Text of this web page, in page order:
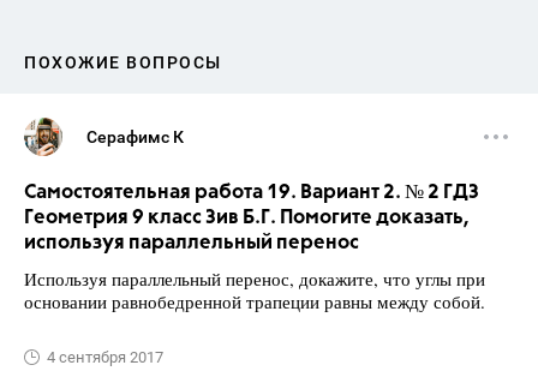
ПОХОЖИЕ ВОПРОСЫ
Серафимс К
Самостоятельная работа 19. Вариант 2. № 2 ГДЗ
Геометрия 9 класс Зив Б.Г. Помогите доказать,
используя параллельный перенос
Используя параллельный перенос, докажите, что углы при
основании равнобедренной трапеции равны между собой.
4 сентября 2017